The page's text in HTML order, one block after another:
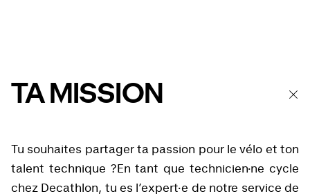
TA MISSION
Tu souhaites partager ta passion pour le vélo et ton
talent technique ?En tant que technicien·ne cycle
chez Decathlon, tu es l’expert·e de notre service de